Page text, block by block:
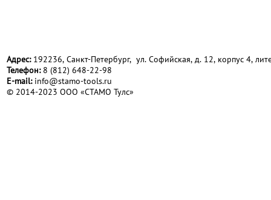
Адрес:192236, Санкт-Петербург, ул. Софийская, д. 12, корпус 4,
Телефон:8 (812) 648-22-98
Е-mail: info@stamo-tools.ru
© 2014-2023 ООО «СТАМО Тулс»